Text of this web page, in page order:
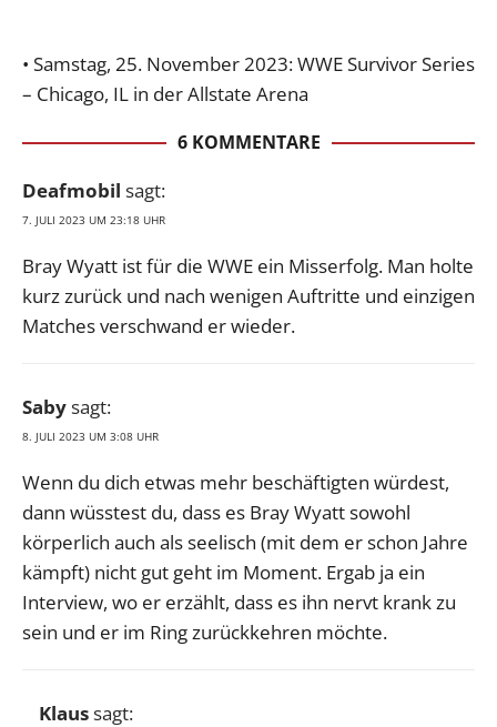
• Samstag, 25. November 2023: WWE Survivor Series
– Chicago, IL in der Allstate Arena
6 KOMMENTARE
Deafmobil sagt:
7. JULI 2023 UM 23:18 UHR
Bray Wyatt ist für die WWE ein Misserfolg. Man holte
kurz zurück und nach wenigen Auftritte und einzigen
Matches verschwand er wieder.
Sabysagt:
8. JULI 2023 UM 3:08 UHR
Wenn du dich etwas mehr beschäftigten würdest,
dann wüsstest du, dass es Bray Wyatt sowohl
körperlich auch als seelisch (mit dem er schon Jahre
kämpft) nicht gut geht im Moment. Ergab ja ein
Interview, wo er erzählt, dass es ihn nervt krank zu
sein und er im Ring zurückkehren möchte.
Klaussagt: